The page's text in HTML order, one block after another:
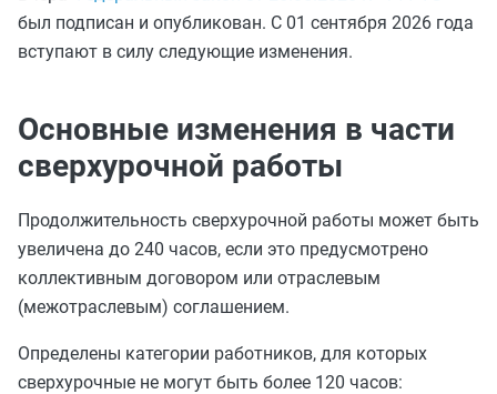
был подписан и опубликован. С 01 сентября 2026 года
вступают в силу следующие изменения.
Основные изменения в части
сверхурочной работы
Продолжительность сверхурочной работы может быть
увеличена до 240 часов, если это предусмотрено
коллективным договором или отраслевым
(межотраслевым) соглашением.
Определены категории работников, для которых
сверхурочные не могут быть более 120 часов: